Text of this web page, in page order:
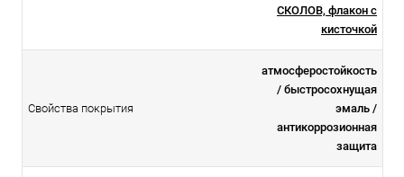
СКОЛОВ, флакон с
кисточкой
Свойства покрытия
атмосферостойкоcть
/ быстросохнущая
эмаль /
антикоррозионная
защита